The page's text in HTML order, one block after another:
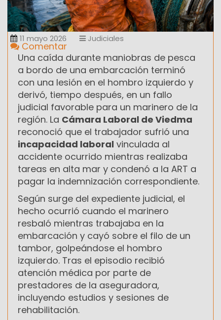
11 mayo 2026 Judiciales
Comentar
Una caída durante maniobras de pesca
a bordo de una embarcación terminó
con una lesión en el hombro izquierdo y
derivó, tiempo después, en un fallo
judicial favorable para un marinero de la
región. La Cámara Laboral de Viedma
reconoció que el trabajador sufrió una
incapacidad laboral vinculada al
accidente ocurrido mientras realizaba
tareas en alta mar y condenó a la ART a
pagar la indemnización correspondiente.
Según surge del expediente judicial, el
hecho ocurrió cuando el marinero
resbaló mientras trabajaba en la
embarcación y cayó sobre el filo de un
tambor, golpeándose el hombro
izquierdo. Tras el episodio recibió
atención médica por parte de
prestadores de la aseguradora,
incluyendo estudios y sesiones de
rehabilitación.